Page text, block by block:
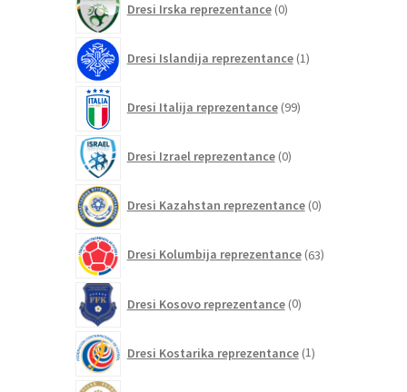
Dresi Irska reprezentance 0izdelkov
Dresi Islandija reprezentance 1izdelek
Dresi Italija reprezentance 99izdelkov
Dresi Izrael reprezentance 0izdelkov
Dresi Kazahstan reprezentance 0izdelkov
Dresi Kolumbija reprezentance 63izdelkov
Dresi Kosovo reprezentance 0izdelkov
Dresi Kostarika reprezentance 1izdelek